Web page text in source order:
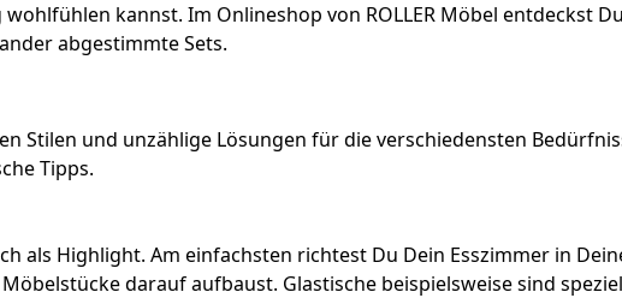
kannst. Im Onlineshop von ROLLER Möbel entdeckst
abgestimmte Sets.
Stilen und unzählige Lösungen für die verschiedensten
Tipps.
als Highlight. Am einfachsten richtest Du Dein Esszimmer in
darauf aufbaust. Glastische beispielsweise sind